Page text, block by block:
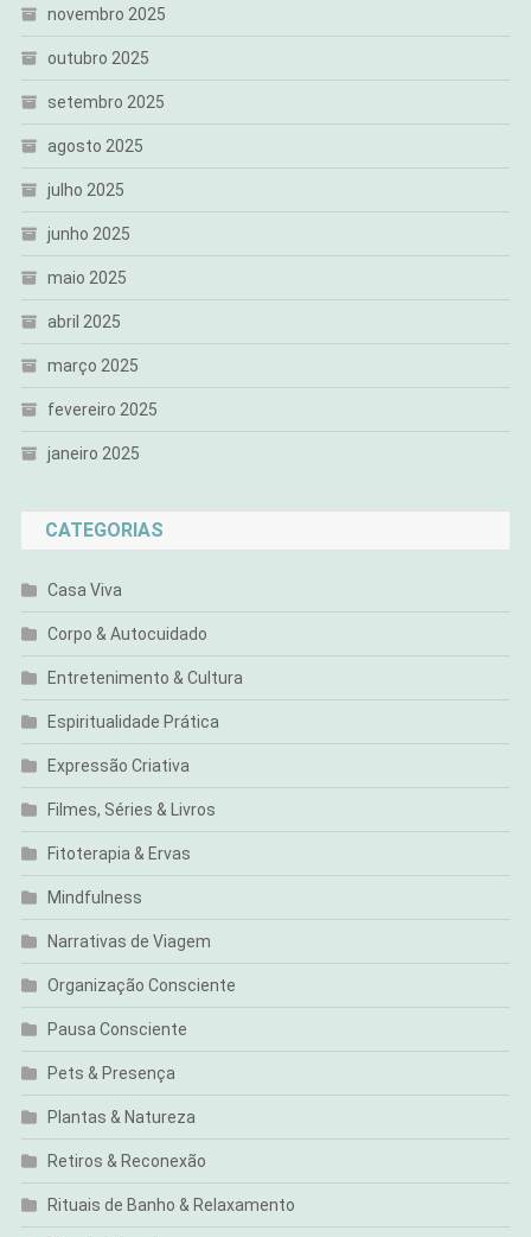
novembro 2025
outubro 2025
setembro 2025
agosto 2025
julho 2025
junho 2025
maio 2025
abril 2025
março 2025
fevereiro 2025
janeiro 2025
CATEGORIAS
Casa Viva
Corpo & Autocuidado
Entretenimento & Cultura
Espiritualidade Prática
Expressão Criativa
Filmes, Séries & Livros
Fitoterapia & Ervas
Mindfulness
Narrativas de Viagem
Organização Consciente
Pausa Consciente
Pets & Presença
Plantas & Natureza
Retiros & Reconexão
Rituais de Banho & Relaxamento